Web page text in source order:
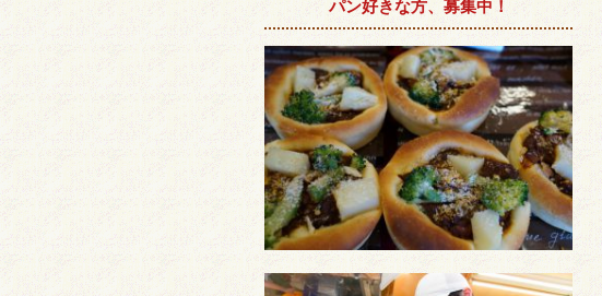
パン好きな方、募集中！